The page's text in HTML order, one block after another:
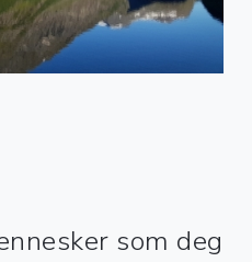
som deg